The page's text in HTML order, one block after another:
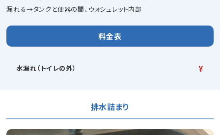
漏れる→タンクと便器の間、ウォシュレット内部
料金表
水漏れ（トイレの外） ¥
排水詰まり